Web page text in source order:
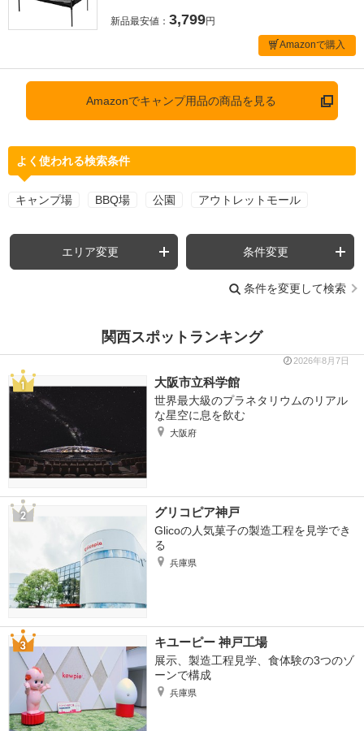
新品最安値： 3,799円
Amazonで購入
Amazonでキャンプ用品の商品を見る
よく使われる検索条件
キャンプ場 BBQ場 公園 アウトレットモール
エリア変更 条件変更
条件を変更して検索
関西スポットランキング
2026年8月7日
大阪市立科学館
世界最大級のプラネタリウムのリアル
な星空に息を飲む
大阪府
グリコピア神戸
Glicoの人気菓子の製造工程を見学でき
る
兵庫県
キユーピー 神戸工場
展示、製造工程見学、食体験の3つのゾ
ーンで構成
兵庫県